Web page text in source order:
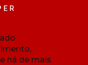
há de mais